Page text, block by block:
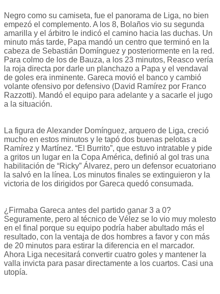
Negro como su camiseta, fue el panorama de Liga, no bien
empezó el complemento. A los 8, Bolaños vio su segunda
amarilla y el árbitro le indicó el camino hacia las duchas. Un
minuto más tarde, Papa mandó un centro que terminó en la
cabeza de Sebastián Domínguez y posteriormente en la red.
Para colmo de los de Bauza, a los 23 minutos, Reasco vería
la roja directa por darle un planchazo a Papa y el vendaval
de goles era inminente. Gareca movió el banco y cambió
volante ofensivo por defensivo (David Ramírez por Franco
Razzotti). Mandó el equipo para adelante y a sacarle el jugo
a la situación.
La figura de Alexander Domínguez, arquero de Liga, creció
mucho en estos minutos y le tapó dos buenas pelotas a
Ramírez y Martínez. “El Burrito”, que estuvo intratable y pide
a gritos un lugar en la Copa América, definió al gol tras una
habilitación de “Ricky” Álvarez, pero un defensor ecuatoriano
la salvó en la línea. Los minutos finales se extinguieron y la
victoria de los dirigidos por Gareca quedó consumada.
¿Firmaba Gareca antes del partido ganar 3 a 0?
Seguramente, pero al técnico de Vélez se lo vio muy molesto
en el final porque su equipo podría haber abultado más el
resultado, con la ventaja de dos hombres a favor y con más
de 20 minutos para estirar la diferencia en el marcador.
Ahora Liga necesitará convertir cuatro goles y mantener la
valla invicta para pasar directamente a los cuartos. Casi una
utopía.